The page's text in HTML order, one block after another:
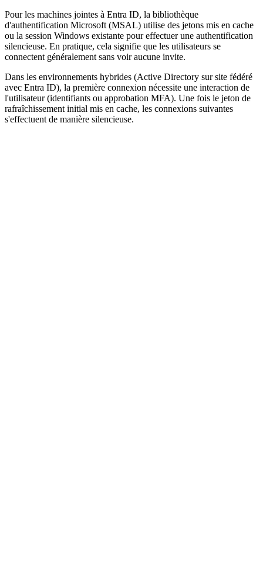
Pour les machines jointes à Entra ID, la bibliothèque
d'authentification Microsoft (MSAL) utilise des jetons mis en cache
ou la session Windows existante pour effectuer une authentification
silencieuse. En pratique, cela signifie que les utilisateurs se
connectent généralement sans voir aucune invite.
Dans les environnements hybrides (Active Directory sur site fédéré
avec Entra ID), la première connexion nécessite une interaction de
l'utilisateur (identifiants ou approbation MFA). Une fois le jeton de
rafraîchissement initial mis en cache, les connexions suivantes
s'effectuent de manière silencieuse.